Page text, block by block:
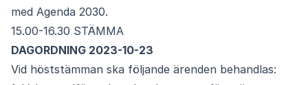
med Agenda 2030.
15.00-16.30 STÄMMA
DAGORDNING 2023-10-23
Vid höststämman ska följande ärenden behandlas: